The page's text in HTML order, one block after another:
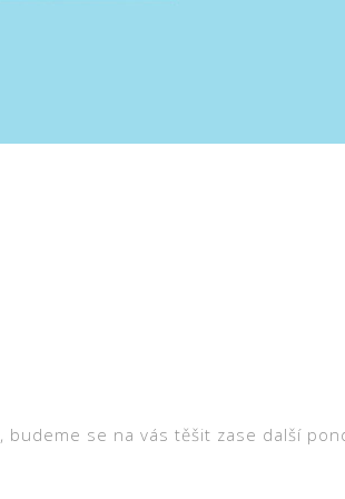
, budeme se na vás těšit zase další